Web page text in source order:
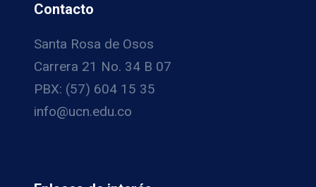
Contacto
Santa Rosa de Osos
Carrera 21 No. 34 B 07
PBX: (57) 604 15 35
info@ucn.edu.co